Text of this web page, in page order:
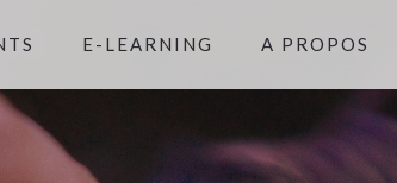
E-LEARNING A PROPOS